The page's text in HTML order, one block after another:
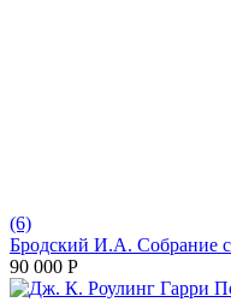
(6)
Бродский И.А. Собрание
90 000 Р